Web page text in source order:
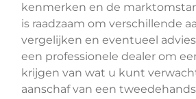
kenmerken en de
is raadzaam om verschillende
vergelijken en eventueel
een professionele dealer om
krijgen van wat u kunt
aanschaf van een